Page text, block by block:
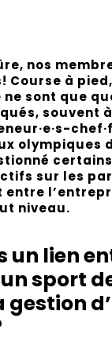
nos
à
ne sont que
souvent
olympiques
sur les
entre
niveau.
un lien
sport
gestion